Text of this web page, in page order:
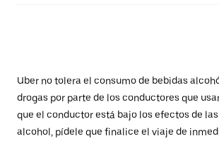
Uber no tolera el consumo de bebidas
drogas por parte de los conductores que
que el conductor está bajo los efectos de
alcohol, pídele que finalice el viaje de